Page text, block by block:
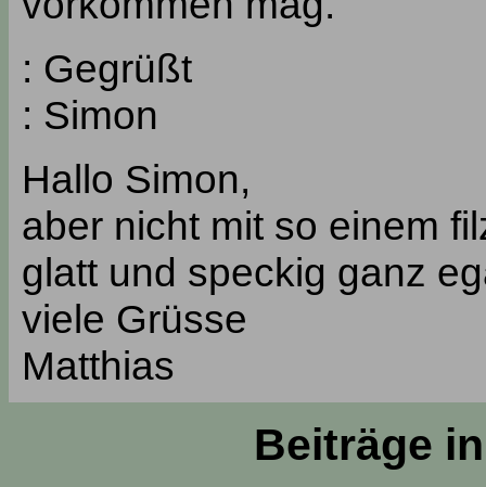
: Gegrüßt
: Simon
Hallo Simon,
aber nicht mit so einem
glatt und speckig ganz
viele Grüsse
Matthias
Beiträge